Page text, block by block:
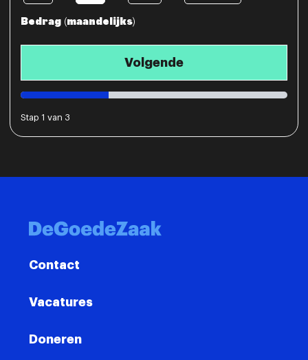
Stap 1 van 3
Bedrag (maandelijks)
Contact
Vacatures
Doneren